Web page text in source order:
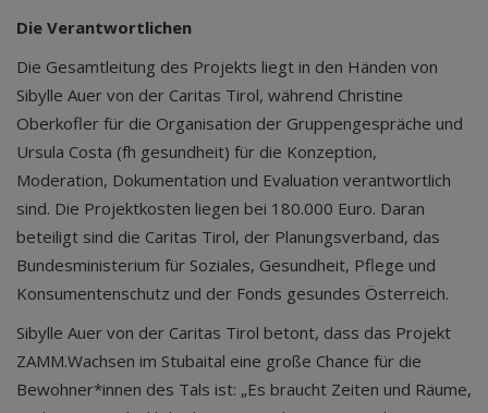
Die Verantwortlichen
Die Gesamtleitung des Projekts liegt in den Händen von
Sibylle Auer von der Caritas Tirol, während Christine
Oberkofler für die Organisation der Gruppengespräche und
Ursula Costa (fh gesundheit) für die Konzeption,
Moderation, Dokumentation und Evaluation verantwortlich
sind. Die Projektkosten liegen bei 180.000 Euro. Daran
beteiligt sind die Caritas Tirol, der Planungsverband, das
Bundesministerium für Soziales, Gesundheit, Pflege und
Konsumentenschutz und der Fonds gesundes Österreich.
Sibylle Auer von der Caritas Tirol betont, dass das Projekt
ZAMM.Wachsen im Stubaital eine große Chance für die
Bewohner*innen des Tals ist: „Es braucht Zeiten und Räume,